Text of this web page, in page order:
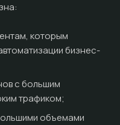
которым
бизнес-
с большим
трафиком;
объемами